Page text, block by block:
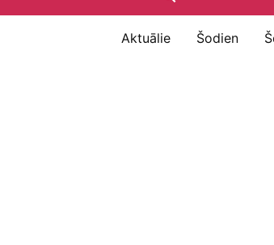
Aktuālie Šodien